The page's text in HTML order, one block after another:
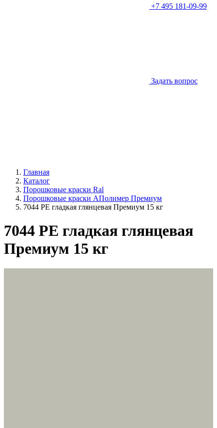
+7 495 181-09-99
Задать вопрос
Главная
Каталог
Порошковые краски Ral
Порошковые краски АПолимер Премиум
7044 PE гладкая глянцевая Премиум 15 кг
7044 PE гладкая глянцевая
Премиум 15 кг